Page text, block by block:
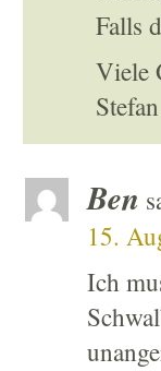
Falls
Viele
Stefan
Ben
15.
Ich